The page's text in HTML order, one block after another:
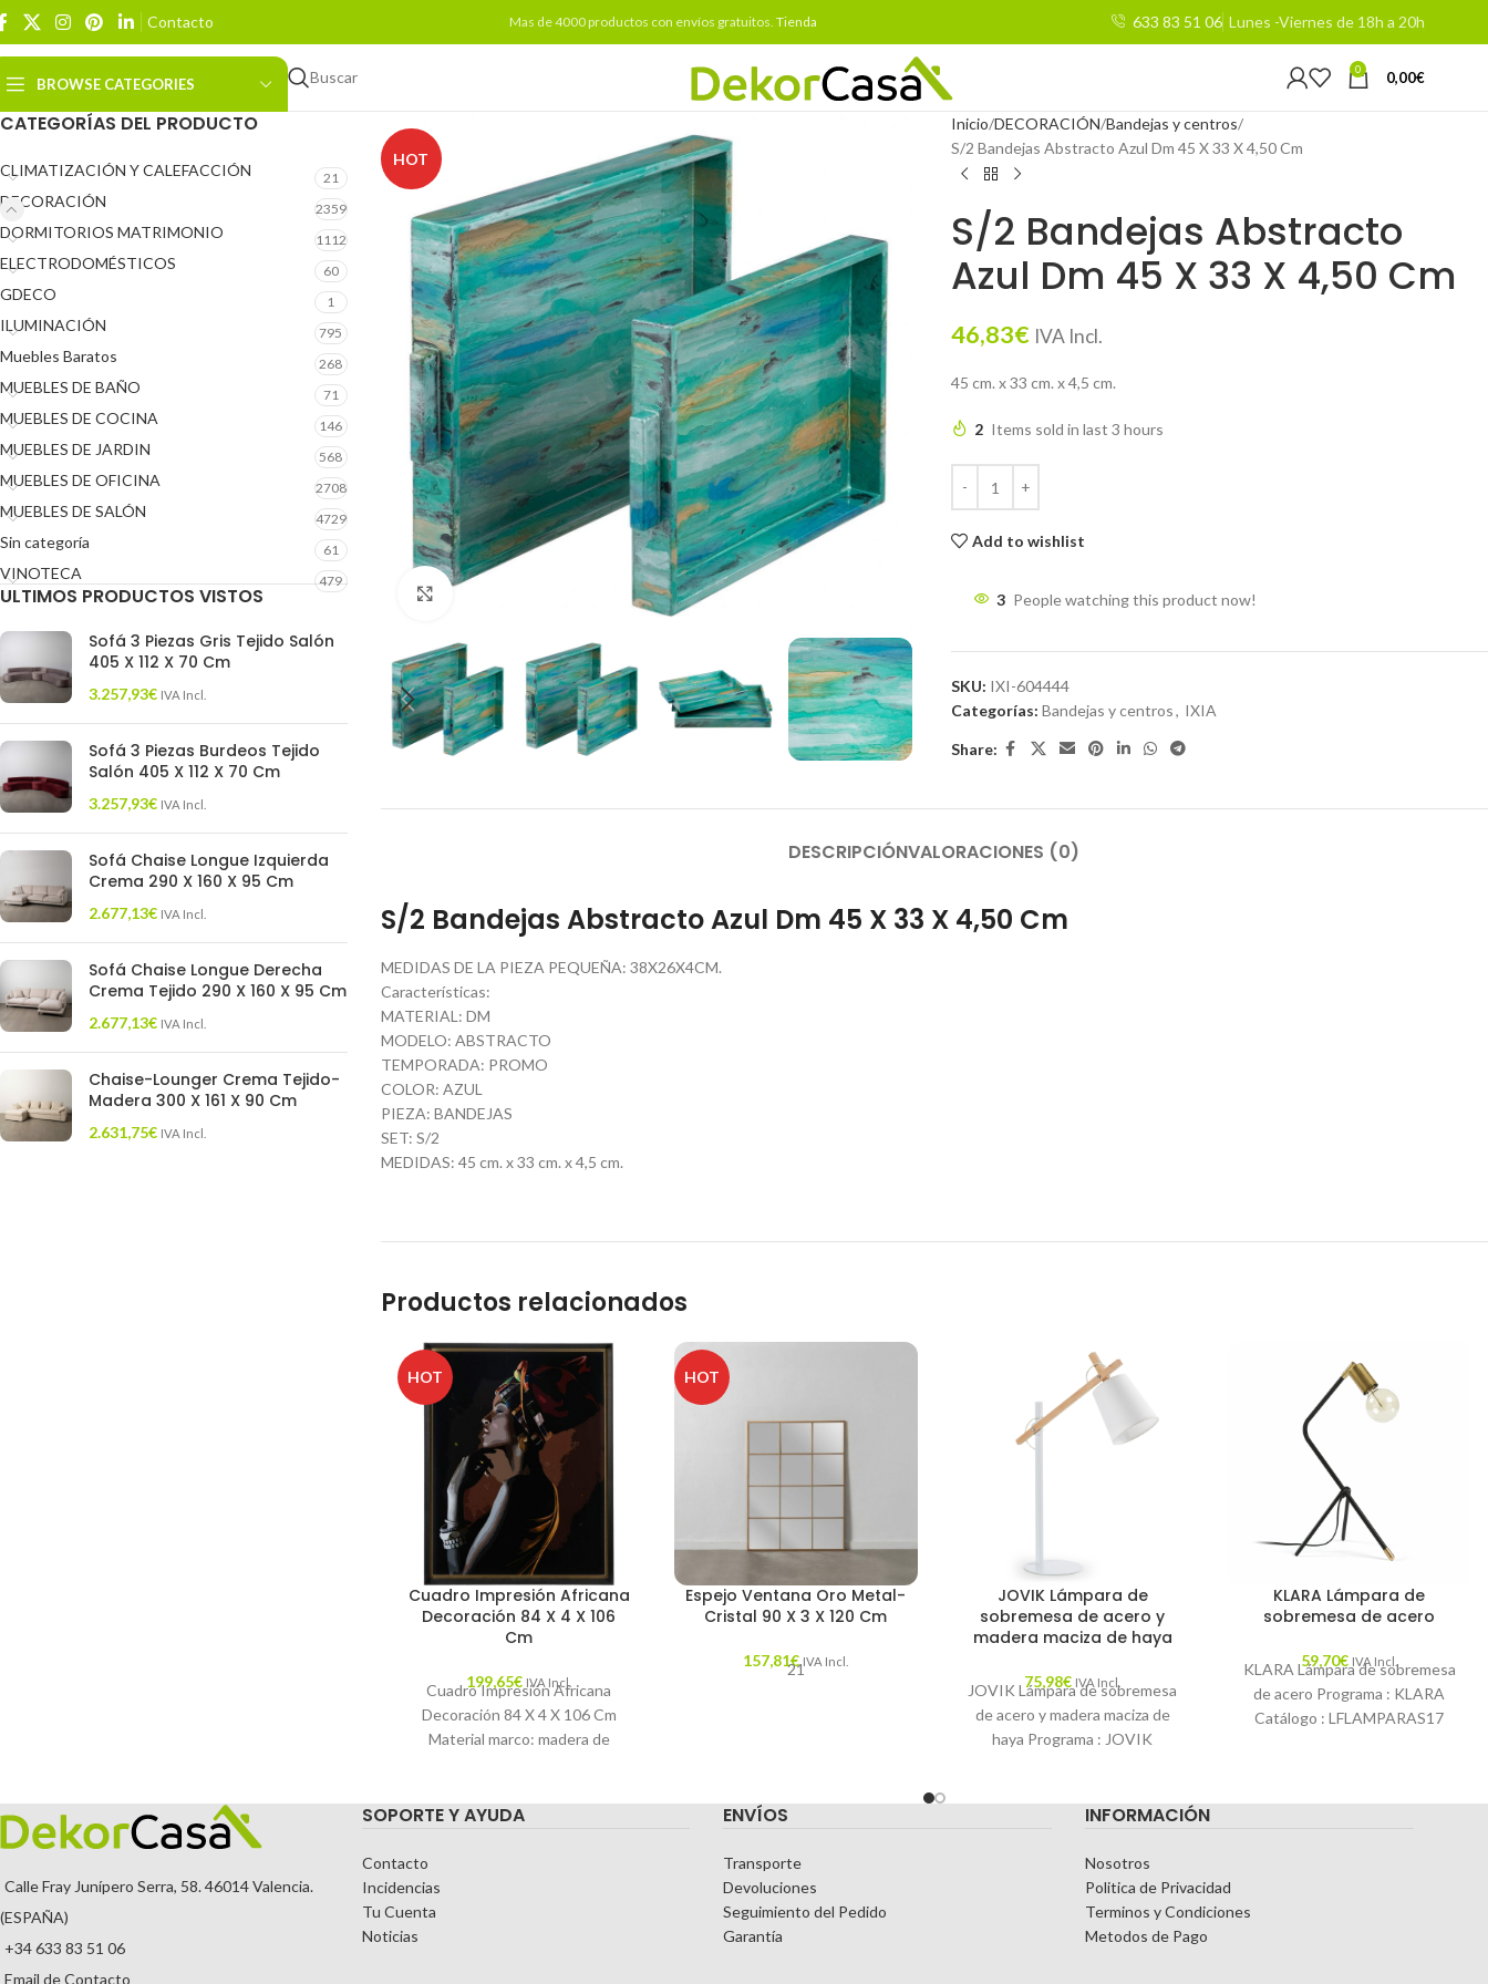
Contacto Mas de 4000 productos con envíos gratuitos. Tienda 633 83 51 06 Lunes -Viernes de 18h a 20h
BROWSE CATEGORIES Buscar 0 0,00€
CATEGORÍAS DEL PRODUCTO
CLIMATIZACIÓN Y CALEFACCIÓN 21
DECORACIÓN 2359
DORMITORIOS MATRIMONIO 1112
ELECTRODOMÉSTICOS 60
GDECO 1
ILUMINACIÓN 795
Muebles Baratos 268
MUEBLES DE BAÑO 71
MUEBLES DE COCINA 146
MUEBLES DE JARDIN 568
MUEBLES DE OFICINA 2708
MUEBLES DE SALÓN 4729
Sin categoría 61
VINOTECA 479
ULTIMOS PRODUCTOS VISTOS
Sofá 3 Piezas Gris Tejido Salón
405 X 112 X 70 Cm
3.257,93€ IVA Incl.
Sofá 3 Piezas Burdeos Tejido
Salón 405 X 112 X 70 Cm
3.257,93€ IVA Incl.
Sofá Chaise Longue Izquierda
Crema 290 X 160 X 95 Cm
2.677,13€ IVA Incl.
Sofá Chaise Longue Derecha
Crema Tejido 290 X 160 X 95 Cm
2.677,13€ IVA Incl.
Chaise-Lounger Crema Tejido-
Madera 300 X 161 X 90 Cm
2.631,75€ IVA Incl.
HOT
Inicio DECORACIÓN Bandejas y centros
S/2 Bandejas Abstracto Azul Dm 45 X 33 X 4,50 Cm
S/2 Bandejas Abstracto
Azul Dm 45 X 33 X 4,50 Cm
46,83€ IVA Incl.
45 cm. x 33 cm. x 4,5 cm.
2 Items sold in last 3 hours
Add to wishlist
3 People watching this product now!
SKU: IXI-604444
Categorías: Bandejas y centros, IXIA
Share:
DESCRIPCIÓNVALORACIONES (0)
S/2 Bandejas Abstracto Azul Dm 45 X 33 X 4,50 Cm
MEDIDAS DE LA PIEZA PEQUEÑA: 38X26X4CM.
Características:
MATERIAL: DM
MODELO: ABSTRACTO
TEMPORADA: PROMO
COLOR: AZUL
PIEZA: BANDEJAS
SET: S/2
MEDIDAS: 45 cm. x 33 cm. x 4,5 cm.
Productos relacionados
HOT
Cuadro Impresión Africana
Decoración 84 X 4 X 106
Cm
199,65€ IVA Incl.
Cuadro Impresión Africana
Decoración 84 X 4 X 106 Cm
Material marco: madera de
TEMPORADA: CATÁLOGO
HOT
Espejo Ventana Oro Metal-
Cristal 90 X 3 X 120 Cm
157,81€ IVA Incl.
21
JOVIK Lámpara de
sobremesa de acero y
madera maciza de haya
75,98€ IVA Incl.
JOVIK Lámpara de sobremesa
de acero y madera maciza de
haya Programa : JOVIK
KLARA Lámpara de
sobremesa de acero
59,70€ IVA Incl.
KLARA Lámpara de sobremesa
de acero Programa : KLARA
Catálogo : LFLAMPARAS17
Calle Fray Junípero Serra, 58. 46014 Valencia.
(ESPAÑA)
+34 633 83 51 06
Email de Contacto
SOPORTE Y AYUDA
Contacto
Incidencias
Tu Cuenta
Noticias
ENVÍOS
Transporte
Devoluciones
Seguimiento del Pedido
Garantía
INFORMACIÓN
Nosotros
Politica de Privacidad
Terminos y Condiciones
Metodos de Pago